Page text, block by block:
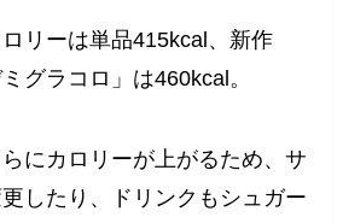
ロリーは単品415kcal、新作
グラコロ」は460kcal。
にカロリーが上がるため、サ
したり、ドリンクもシュガー